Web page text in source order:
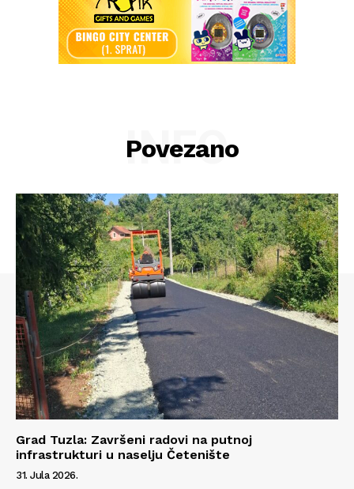
Info
O nama
Kontakt
Impressum
Povezano
INFO
Grad Tuzla: Završeni radovi na putnoj
infrastrukturi u naselju Četenište
31. Jula 2026.